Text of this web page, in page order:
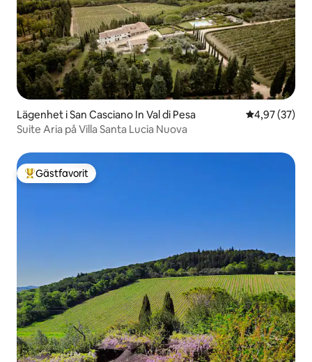
Lägenhet i San Casciano In Val di Pesa 4,97 av 5 i
4,97 (37)
Suite Aria på Villa Santa Lucia Nuova
Populär gästfavorit
Gästfavorit